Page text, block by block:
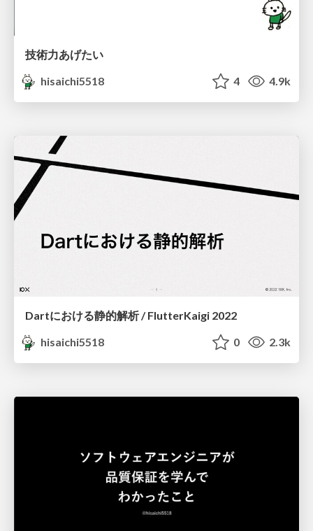
技術力あげたい
hisaichi5518
4 4.9k
Dartにおける静的解析 / FlutterKaigi 2022
hisaichi5518
0 2.3k